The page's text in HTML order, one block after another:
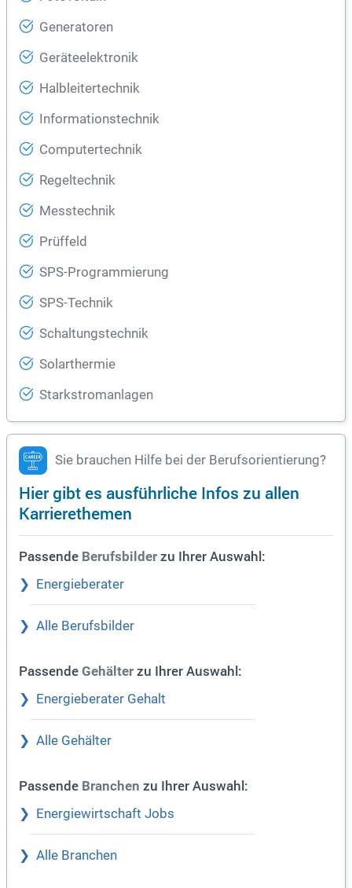
Generatoren
Geräteelektronik
Halbleitertechnik
Informationstechnik
Computertechnik
Regeltechnik
Messtechnik
Prüffeld
SPS-Programmierung
SPS-Technik
Schaltungstechnik
Solarthermie
Starkstromanlagen
Sie brauchen Hilfe bei der Berufsorientierung?
Hier gibt es ausführliche Infos zu allen
Karrierethemen
Passende Berufsbilder zu Ihrer Auswahl:
Energieberater
Alle Berufsbilder
Passende Gehälter zu Ihrer Auswahl:
Energieberater Gehalt
Alle Gehälter
Passende Branchen zu Ihrer Auswahl:
Energiewirtschaft Jobs
Alle Branchen